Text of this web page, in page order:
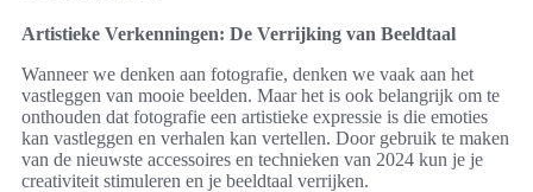
Artistieke Verkenningen: De Verrijking van Beeldtaal
Wanneer we denken aan fotografie, denken we vaak aan het
vastleggen van mooie beelden. Maar het is ook belangrijk om te
onthouden dat fotografie een artistieke expressie is die emoties
kan vastleggen en verhalen kan vertellen. Door gebruik te maken
van de nieuwste accessoires en technieken van 2024 kun je je
creativiteit stimuleren en je beeldtaal verrijken.